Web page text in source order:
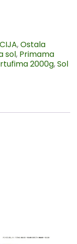
,Ostala
sol, Primama
2000g,Sol